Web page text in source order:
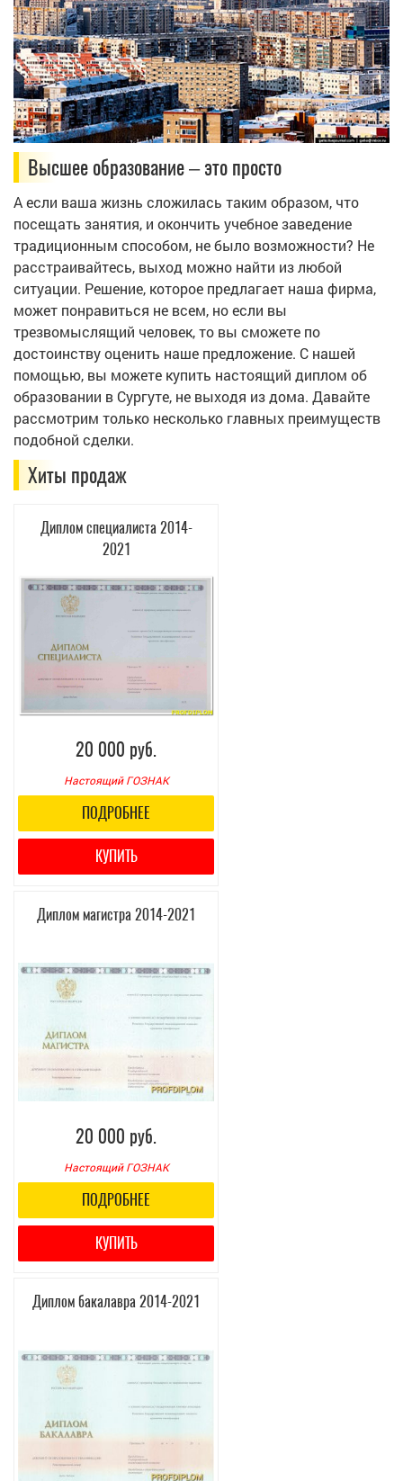
Высшее образование – это просто
А если ваша жизнь сложилась таким образом, что
посещать занятия, и окончить учебное заведение
традиционным способом, не было возможности? Не
расстраивайтесь, выход можно найти из любой
ситуации. Решение, которое предлагает наша фирма,
может понравиться не всем, но если вы
трезвомыслящий человек, то вы сможете по
достоинству оценить наше предложение. С нашей
помощью, вы можете купить настоящий диплом об
образовании в Сургуте, не выходя из дома. Давайте
рассмотрим только несколько главных преимуществ
подобной сделки.
Хиты продаж
Диплом специалиста 2014-
2021
20 000 руб.
Настоящий ГОЗНАК
ПОДРОБНЕЕ
КУПИТЬ
Диплом магистра 2014-2021
20 000 руб.
Настоящий ГОЗНАК
ПОДРОБНЕЕ
КУПИТЬ
Диплом бакалавра 2014-2021